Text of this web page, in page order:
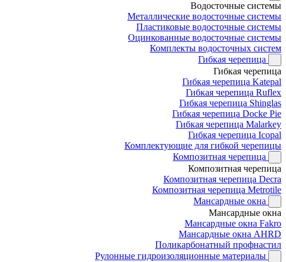
Водосточные системы
Металлические водосточные системы
Пластиковые водосточные системы
Оцинкованные водосточные системы
Комплекты водосточных систем
Гибкая черепица
Гибкая черепица
Гибкая черепица Katepal
Гибкая черепица Ruflex
Гибкая черепица Shinglas
Гибкая черепица Docke Pie
Гибкая черепица Malarkey
Гибкая черепица Icopal
Комплектующие для гибкой черепицы
Композитная черепица
Композитная черепица
Композитная черепица Decra
Композитная черепица Metrotile
Мансардные окна
Мансардные окна
Мансардные окна Fakro
Мансардные окна AHRD
Поликарбонатный профнастил
Рулонные гидроизоляционные материалы